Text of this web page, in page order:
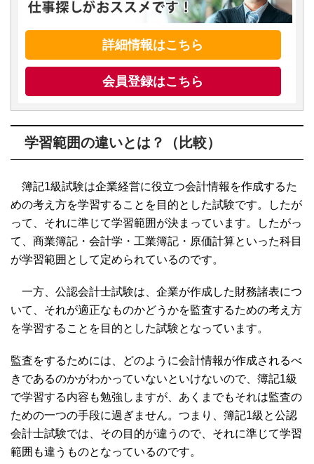
詳細情報はこちら
会員登録はこちら
学習範囲の違いとは？（比較）
簿記1級試験は企業経営に役立つ会計情報を作成するた
めの考え方を学習することを目的とした試験です。したが
って、それに準じて学習範囲が決まっています。したがっ
て、商業簿記・会計学・工業簿記・原価計算といった科目
が学習範囲として定められているのです。
一方、公認会計士試験は、企業が作成した財務諸表につ
いて、それが適正なものかどうかを監査するための考え方
を学習することを目的とした試験となっています。
監査をするためには、どのように会計情報が作成されるべ
きであるのかがわかっていないといけないので、簿記1級
で学習する内容も勉強しますが、あくまでもそれは監査の
ための一つの手段に過ぎません。つまり、簿記1級と公認
会計士試験では、その目的が違うので、それに準じて学習
範囲も違うものとなっているのです。